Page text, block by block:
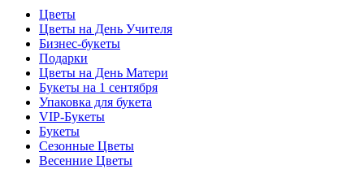
Цветы
Цветы на День Учителя
Бизнес-букеты
Подарки
Цветы на День Матери
Букеты на 1 сентября
Упаковка для букета
VIP-Букеты
Букеты
Сезонные Цветы
Весенние Цветы